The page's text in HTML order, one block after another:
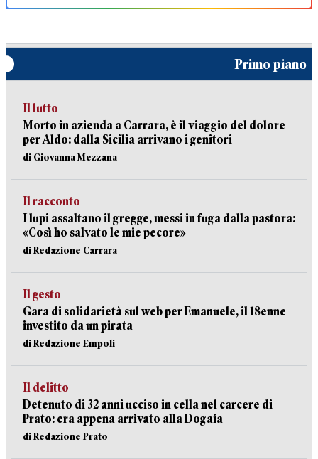
Primo piano
Il lutto
Morto in azienda a Carrara, è il viaggio del dolore
per Aldo: dalla Sicilia arrivano i genitori
di Giovanna Mezzana
Il racconto
I lupi assaltano il gregge, messi in fuga dalla pastora:
«Così ho salvato le mie pecore»
di Redazione Carrara
Il gesto
Gara di solidarietà sul web per Emanuele, il 18enne
investito da un pirata
di Redazione Empoli
Il delitto
Detenuto di 32 anni ucciso in cella nel carcere di
Prato: era appena arrivato alla Dogaia
di Redazione Prato